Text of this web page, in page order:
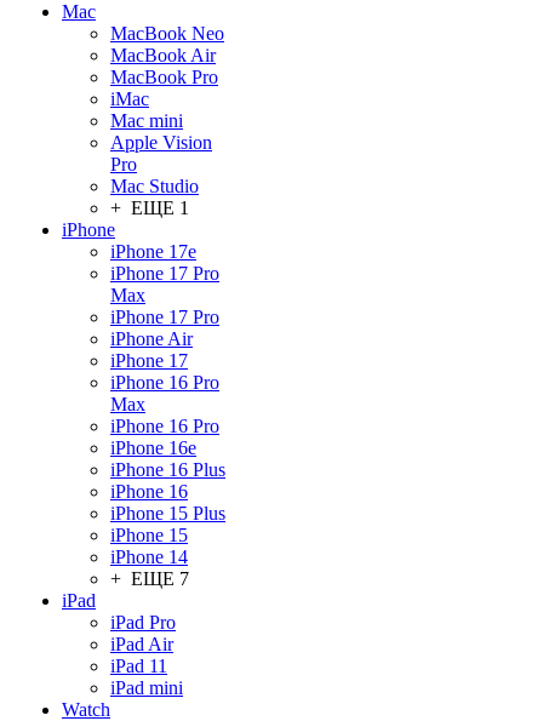
Mac
MacBook Neo
MacBook Air
MacBook Pro
iMac
Mac mini
Apple Vision
Pro
Mac Studio
+ ЕЩЕ 1
iPhone
iPhone 17e
iPhone 17 Pro
Max
iPhone 17 Pro
iPhone Air
iPhone 17
iPhone 16 Pro
Max
iPhone 16 Pro
iPhone 16e
iPhone 16 Plus
iPhone 16
iPhone 15 Plus
iPhone 15
iPhone 14
+ ЕЩЕ 7
iPad
iPad Pro
iPad Air
iPad 11
iPad mini
Watch